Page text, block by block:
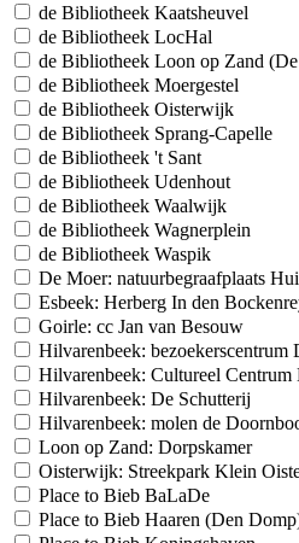
de Bibliotheek Kaatsheuvel
de Bibliotheek LocHal
de Bibliotheek Loon op Zand
de Bibliotheek Moergestel
de Bibliotheek Oisterwijk
de Bibliotheek Sprang-Capelle
de Bibliotheek 't Sant
de Bibliotheek Udenhout
de Bibliotheek Waalwijk
de Bibliotheek Wagnerplein
de Bibliotheek Waspik
De Moer: natuurbegraafplaats
Esbeek: Herberg In den
Goirle: cc Jan van Besouw
Hilvarenbeek: bezoekerscentrum
Hilvarenbeek: Cultureel Centrum
Hilvarenbeek: De Schutterij
Hilvarenbeek: molen de
Loon op Zand: Dorpskamer
Oisterwijk: Streekpark Klein
Place to Bieb BaLaDe
Place to Bieb Haaren (Den